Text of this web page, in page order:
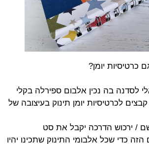
יומן?
לסדנה בה נכין אלבום ספירלה בקלי
קלות אליה יצורפו 6 קבצים לכרטיסיות יומן תינוק בעיצובה של
/ ירכוש הדרכה יקבל את סט
כדי שכל אלבומי התינוק שתכינו יהיו